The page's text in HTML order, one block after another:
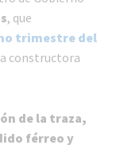
, que
trimestre del
constructora
de la traza,
férreo y